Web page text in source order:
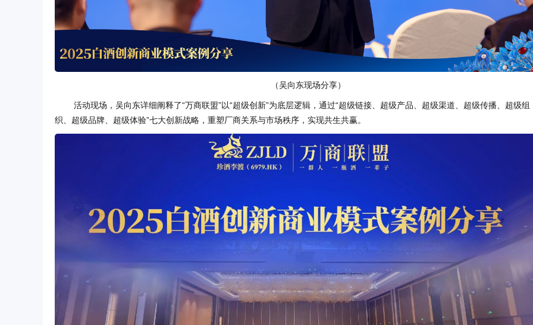
（吴向东现场分享）
活动现场，吴向东详细阐释了“万商联盟”以“超级创新”为底层逻辑，通过“超级链接、超级产品、超级渠道、超级传播、超级组
织、超级品牌、超级体验”七大创新战略，重塑厂商关系与市场秩序，实现共生共赢。